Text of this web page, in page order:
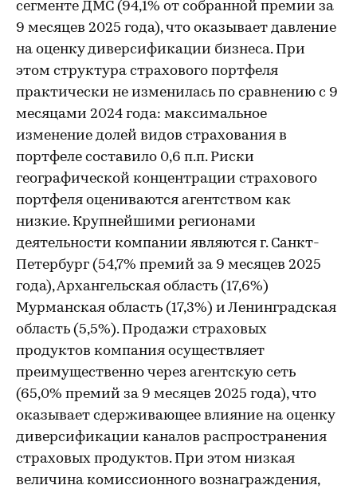
сегменте ДМС (94,1% от собранной премии за
9 месяцев 2025 года), что оказывает давление
на оценку диверсификации бизнеса. При
этом структура страхового портфеля
практически не изменилась по сравнению с 9
месяцами 2024 года: максимальное
изменение долей видов страхования в
портфеле составило 0,6 п.п. Риски
географической концентрации страхового
портфеля оцениваются агентством как
низкие. Крупнейшими регионами
деятельности компании являются г. Санкт-
Петербург (54,7% премий за 9 месяцев 2025
года), Архангельская область (17,6%)
Мурманская область (17,3%) и Ленинградская
область (5,5%). Продажи страховых
продуктов компания осуществляет
преимущественно через агентскую сеть
(65,0% премий за 9 месяцев 2025 года), что
оказывает сдерживающее влияние на оценку
диверсификации каналов распространения
страховых продуктов. При этом низкая
величина комиссионного вознаграждения,